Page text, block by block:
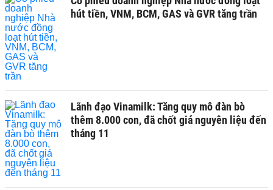
hút tiền, VNM, BCM, GAS và GVR tăng trần
Lãnh đạo Vinamilk: Tăng quy mô đàn bò
thêm 8.000 con, đã chốt giá nguyên liệu đến
tháng 11